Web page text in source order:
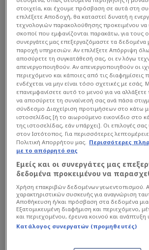
στοιχεία, και έχουμε πρόσβαση σε αυτά στη
επιλέξετε Αποδοχή, θα καταστεί δυνατή η
τεχνολογιών παρακολούθησης προκειμένου
σκοποί που εμφανίζονται παρακάτω, για τους
συνεργάτες μας επεξεργαζόμαστε τα
παροχή υπηρεσιών. Αν επιλέξετε Απόρριψη
αποσύρετε τη συγκατάθεσή σας, οι εν λόγω
απενεργοποιηθούν. Αν απενεργοποιηθούν οι
περιεχόμενο και κάποιες από τις διαφημίσεις
ενδέχεται να μην είναι τόσο σχετικές με εσάς.
επανεμφανίσετε αυτό το μενού για να αλλάξετε
να αποσύρετε τη συναίνεσή σας ανά πάσα
σύνδεσμο Διαχείριση προτιμήσεων στο κάτω
ιστοσελίδας [ή το αιωρούμενο εικονίδιο στο
της ιστοσελίδας, εάν υπάρχει]. Οι επιλογές
στον Ιστότοπος. Για περισσότερες
Πολιτική Απορρήτου μας. Περισσότερες
με το απόρρητό σας
Εμείς και οι συνεργάτες μας
δεδομένα προκειμένου να
Χρήση επακριβών δεδομένων γεωεντοπισμού.
χαρακτηριστικών συσκευής για αναγνώριση
Αποθήκευση ή/και πρόσβαση στα δεδομένα
Εξατομικευμένη διαφήμιση και περιεχόμενο,
και περιεχομένου, έρευνα κοινού και
Κατάλογος συνεργατών (προμηθευτές)